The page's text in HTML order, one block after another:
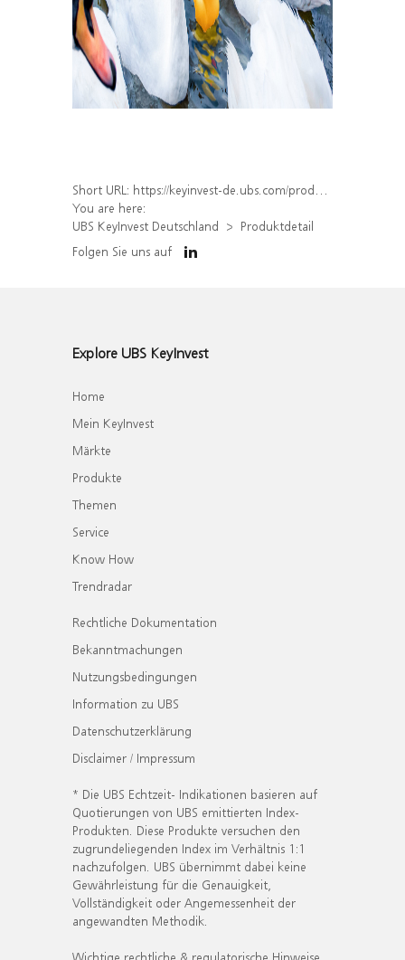
Short URL: https://keyinvest-de.ubs.com/produkt/detail/index/isin/DE000WA26SJ7
You are here:
UBS KeyInvest Deutschland
Produktdetail
Folgen Sie uns auf
Explore UBS KeyInvest
Home
Mein KeyInvest
Märkte
Produkte
Themen
Service
Know How
Trendradar
Rechtliche Dokumentation
Bekanntmachungen
Nutzungsbedingungen
Information zu UBS
Datenschutzerklärung
Disclaimer / Impressum
* Die UBS Echtzeit- Indikationen basieren auf
Quotierungen von UBS emittierten Index-
Produkten. Diese Produkte versuchen den
zugrundeliegenden Index im Verhältnis 1:1
nachzufolgen. UBS übernimmt dabei keine
Gewährleistung für die Genauigkeit,
Vollständigkeit oder Angemessenheit der
angewandten Methodik.